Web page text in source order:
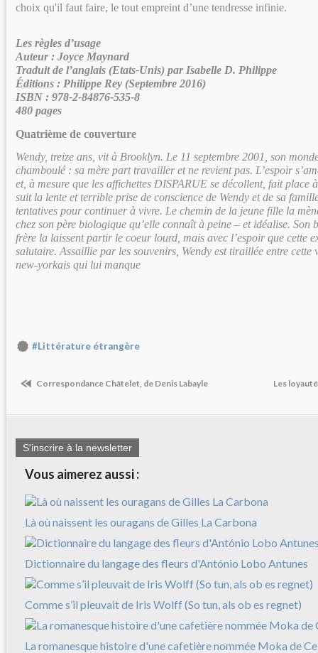
choix qu'il faut faire, le tout empreint d’une tendresse infinie.
Les règles d’usage
Auteur : Joyce Maynard
Traduit de l’anglais (Etats-Unis) par Isabelle D. Philippe
Éditions : Philippe Rey (Septembre 2016)
ISBN : 978-2-84876-535-8
480 pages
Quatrième de couverture
Wendy, treize ans, vit à Brooklyn. Le 11 septembre 2001, son
chamboulé : sa mère part travailler et ne revient pas. L’espoir
et, à mesure que les affichettes DISPARUE se décollent, fait place
suit la lente et terrible prise de conscience de Wendy et de sa
tentatives pour continuer à vivre. Le chemin de la jeune fille la
chez son père biologique qu’elle connaît à peine – et idéalise. Son
frère la laissent partir le coeur lourd, mais avec l’espoir que cette
salutaire. Assaillie par les souvenirs, Wendy est tiraillée entre cette
new-yorkais qui lui manque
#Littérature étrangère
Correspondance Châtelet, de Denis Labayle Les
S'inscrire à la newsletter
Vous aimerez aussi :
Là où naissent les ouragans de Gilles La Carbona
Dictionnaire du langage des fleurs d'António Lobo Antunes
Comme s’il pleuvait de Iris Wolff (So tun, als ob es regnet)
La romanesque histoire d'une cafetière nommée Moka de